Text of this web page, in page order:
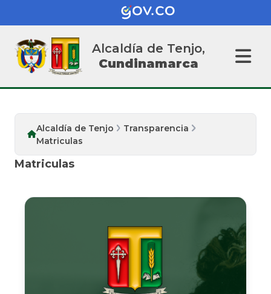
Alcaldía de Tenjo,
Cundinamarca
Alcaldía de Tenjo
Transparencia
Matriculas
Matriculas